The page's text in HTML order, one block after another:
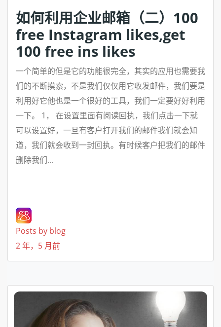
如何利用企业邮箱（二）100
free Instagram likes,get
100 free ins likes
一个简单的但是它的功能很完全，其实的应用也需要我
们的不断摸索，不是我们仅仅用它收发邮件，我们要是
利用好它他也是一个很好的工具，我们一定要好好利用
一下。 1， 在设置里面有阅读回执，我们点击一下就
可以设置好，一旦有客户打开我们的邮件我们就会知
道，我们就会收到一封回执。有时候客户把我们的邮件
删除我们...
Posts by blog
2 年，5 月前